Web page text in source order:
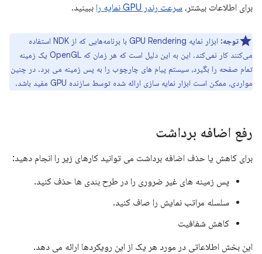
برای اطلاعات بیشتر، سرعت رندر GPU نمایه را ببینید.
توجه:
ابزار نمایه GPU Rendering با برنامه‌هایی که از NDK استفاده
می‌کنند کار نمی‌کند. این به این دلیل است که هر زمان که OpenGL یک زمینه
تمام صفحه را بگیرد، سیستم پیام های چارچوب را به پس زمینه می برد. در چنین
مواردی، ممکن است ابزار نمایه سازی ارائه شده توسط سازنده GPU مفید باشد.
رفع اضافه برداشت
برای کاهش یا حذف اضافه برداشت می توانید کارهای زیر را انجام دهید:
پس زمینه های غیر ضروری را در طرح بندی ها حذف کنید.
سلسله مراتب نمایش را صاف کنید.
کاهش شفافیت
این بخش اطلاعاتی در مورد هر یک از این رویکردها ارائه می دهد.